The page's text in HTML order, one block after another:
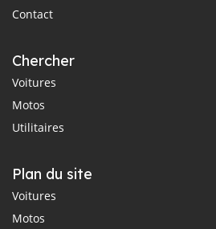
Contact
Chercher
Voitures
Motos
Utilitaires
Plan du site
Voitures
Motos